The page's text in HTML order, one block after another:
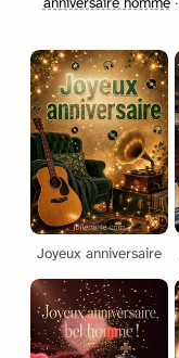
Joyeux anniversaire